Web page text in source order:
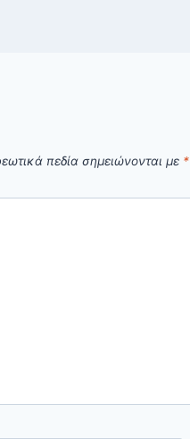
πεδία σημειώνονται με *